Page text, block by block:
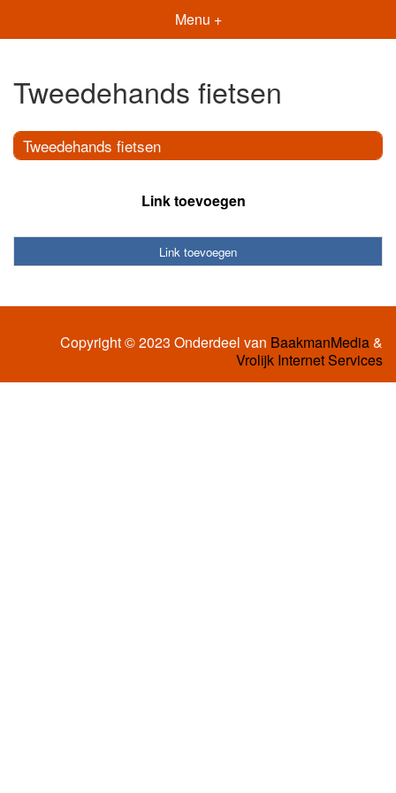
Menu +
Tweedehands fietsen
Tweedehands fietsen
Link toevoegen
Link toevoegen
Copyright © 2023 Onderdeel van BaakmanMedia&
Vrolijk Internet Services